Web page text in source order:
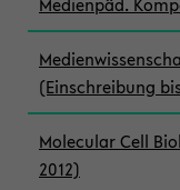
(Einschreibung
Molecular Cell
2012)